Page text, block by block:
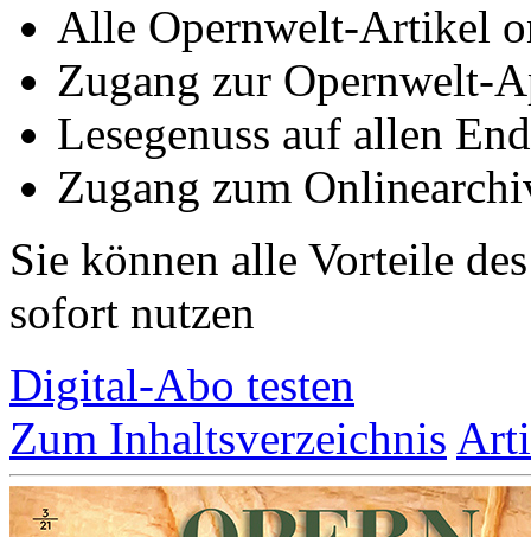
Alle Opernwelt-Artikel
Zugang zur Opernwelt-
Lesegenuss auf allen
Zugang zum
Sie können alle Vorteile
sofort nutzen
Digital-Abo testen
Zum Inhaltsverzeichnis